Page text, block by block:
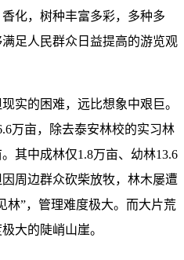
化，树种丰富多彩，多种多
足人民群众日益提高的游览观
实的困难，远比想象中艰巨。
万亩，除去泰安林校的实习林
其中成林仅1.8万亩、幼林13.6
周边群众砍柴放牧，林木屡遭
林”，管理难度极大。而大片荒
大的陡峭山崖。